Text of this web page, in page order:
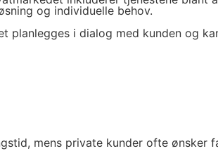
og individuelle behov.
planlegges i dialog med kunden og
mens private kunder ofte ønsker